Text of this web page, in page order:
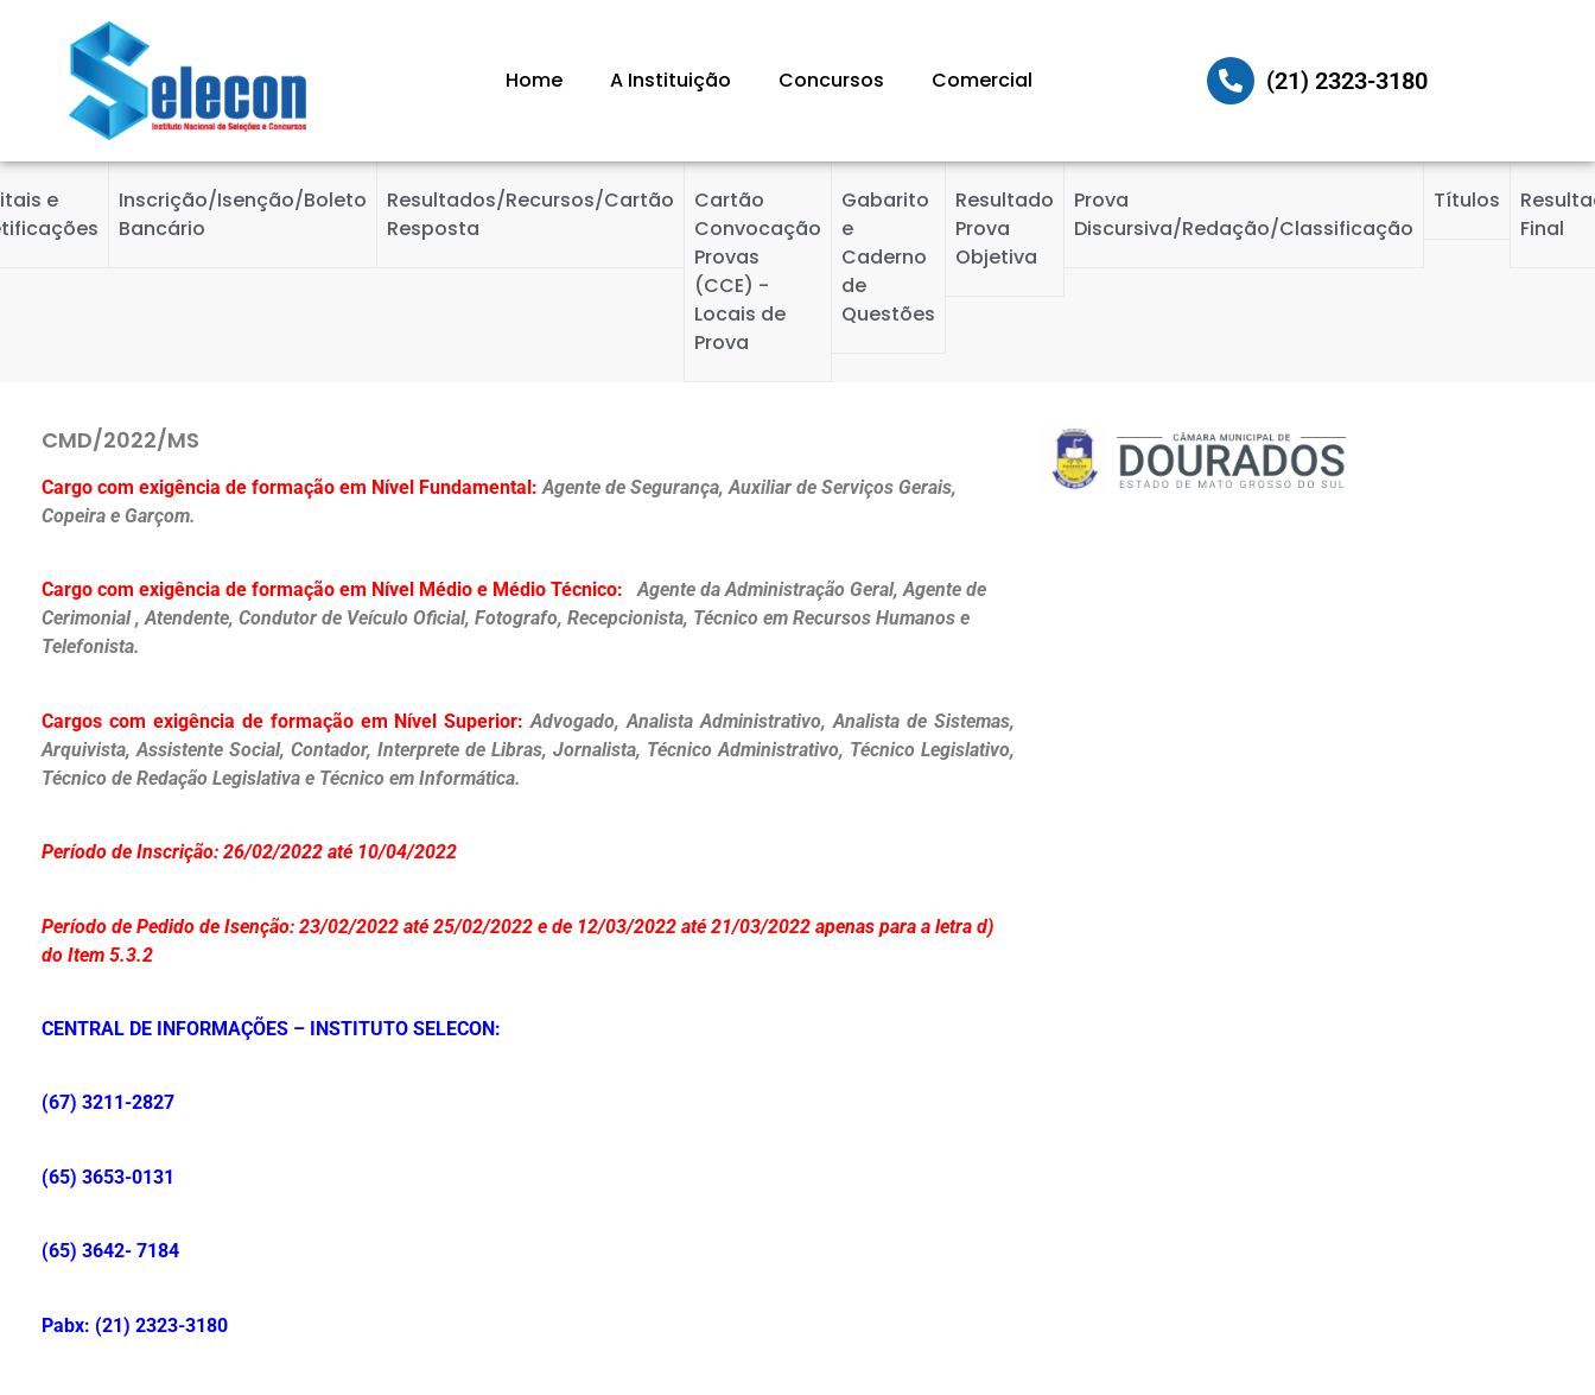
Home A Instituição Concursos Comercial (21) 2323-3180
e
Inscrição/Isenção/Boleto
Bancário
Resultados/Recursos/Cartão
Resposta
Cartão
Convocação
Provas
(CCE) -
Locais de
Prova
Gabarito
e
Caderno
de
Questões
Resultado
Prova
Objetiva
Prova
Discursiva/Redação/Classificação
Títulos
Final
CMD/2022/MS
Cargo com exigência de formação em Nível Fundamental:Agente de Segurança, Auxiliar de Serviços Gerais,
Copeira e Garçom.
Cargo com exigência de formação em Nível Médio e Médio Técnico:
Agente da Administração Geral, Agente de
Cerimonial , Atendente, Condutor de Veículo Oficial, Fotografo, Recepcionista, Técnico em Recursos Humanos e
Telefonista.
Cargos com exigência de formação em Nível Superior: Advogado, Analista Administrativo, Analista de Sistemas,
Arquivista, Assistente Social, Contador, Interprete de Libras, Jornalista, Técnico Administrativo, Técnico Legislativo,
Técnico de Redação Legislativa e Técnico em Informática.
Período de Inscrição: 26/02/2022 até 10/04/2022
Período de Pedido de Isenção: 23/02/2022 até 25/02/2022 e de 12/03/2022 até 21/03/2022 apenas para a letra d)
do Item 5.3.2
CENTRAL DE INFORMAÇÕES – INSTITUTO SELECON:
(67) 3211-2827
(65) 3653-0131
(65) 3642- 7184
Pabx: (21) 2323-3180